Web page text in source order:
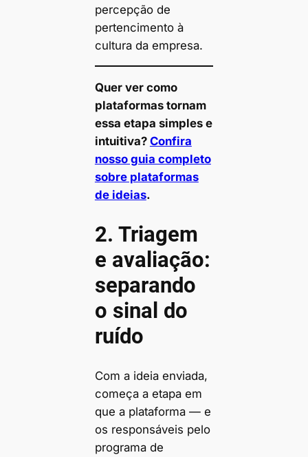
percepção de
pertencimento à
cultura da empresa.
Quer ver como
plataformas tornam
essa etapa simples e
intuitiva? Confira
nosso guia completo
sobre plataformas
de ideias.
2. Triagem
e avaliação:
separando
o sinal do
ruído
Com a ideia enviada,
começa a etapa em
que a plataforma — e
os responsáveis pelo
programa de